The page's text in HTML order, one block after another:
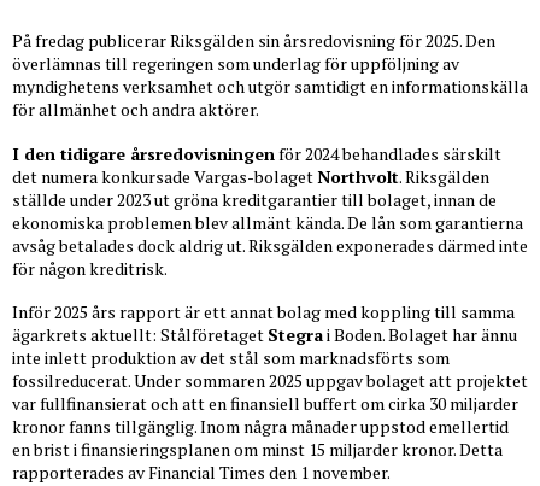
På fredag publicerar Riksgälden sin årsredovisning för 2025. Den
överlämnas till regeringen som underlag för uppföljning av
myndighetens verksamhet och utgör samtidigt en informationskälla
för allmänhet och andra aktörer.
I den tidigare årsredovisningen för 2024 behandlades särskilt
det numera konkursade Vargas-bolagetNorthvolt. Riksgälden
ställde under 2023 ut gröna kreditgarantier till bolaget, innan de
ekonomiska problemen blev allmänt kända. De lån som garantierna
avsåg betalades dock aldrig ut. Riksgälden exponerades därmed inte
för någon kreditrisk.
Inför 2025 års rapport är ett annat bolag med koppling till samma
ägarkrets aktuellt: Stålföretaget Stegrai Boden. Bolaget har ännu
inte inlett produktion av det stål som marknadsförts som
fossilreducerat. Under sommaren 2025 uppgav bolaget att projektet
var fullfinansierat och att en finansiell buffert om cirka 30 miljarder
kronor fanns tillgänglig. Inom några månader uppstod emellertid
en brist i finansieringsplanen om minst 15 miljarder kronor. Detta
rapporterades av Financial Times den 1 november.